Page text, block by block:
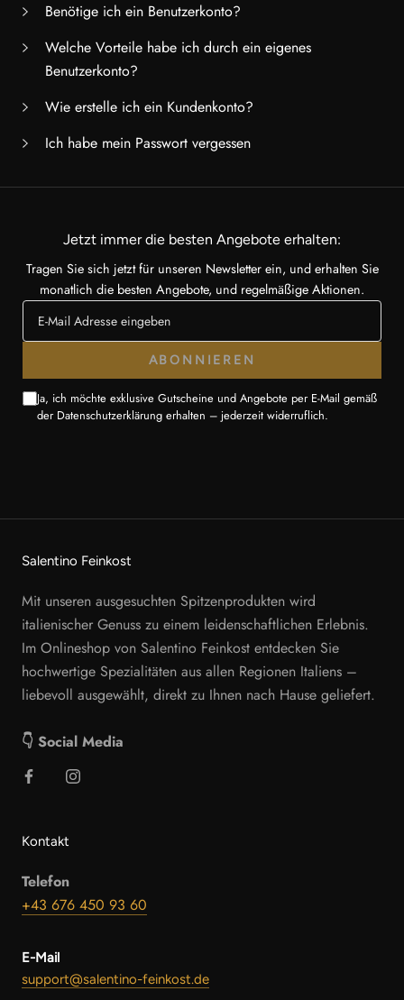
Benötige ich ein Benutzerkonto?
Welche Vorteile habe ich durch ein eigenes
Benutzerkonto?
Wie erstelle ich ein Kundenkonto?
Ich habe mein Passwort vergessen
Jetzt immer die besten Angebote erhalten:
Tragen Sie sich jetzt für unseren Newsletter ein, und erhalten Sie
monatlich die besten Angebote, und regelmäßige Aktionen.
ABONNIEREN
Ja, ich möchte exklusive Gutscheine und Angebote per E-Mail gemäß
der Datenschutzerklärung erhalten – jederzeit widerruflich.
Salentino Feinkost
Mit unseren ausgesuchten Spitzenprodukten wird
italienischer Genuss zu einem leidenschaftlichen Erlebnis.
Im Onlineshop von Salentino Feinkost entdecken Sie
hochwertige Spezialitäten aus allen Regionen Italiens –
liebevoll ausgewählt, direkt zu Ihnen nach Hause geliefert.
👇 Social Media
Kontakt
Telefon
+43 676 450 93 60
E-Mail
support@salentino-feinkost.de